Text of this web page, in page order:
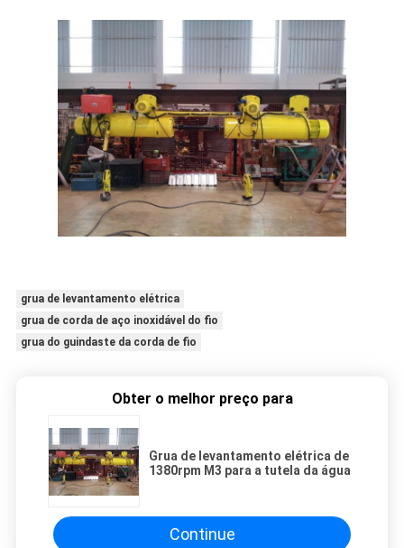
grua de levantamento elétrica
grua de corda de aço inoxidável do fio
grua do guindaste da corda de fio
Obter o melhor preço para
Grua de levantamento elétrica de
1380rpm M3 para a tutela da água
Continue